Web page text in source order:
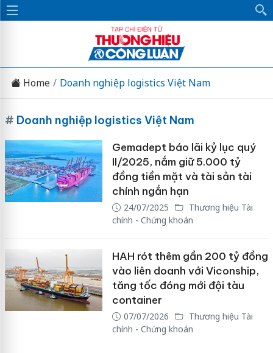
Home Doanh nghiệp logistics Việt Nam
# Doanh nghiệp logistics Việt Nam
Gemadept báo lãi kỷ lục quý
II/2025, nắm giữ 5.000 tỷ
đồng tiền mặt và tài sản tài
chính ngắn hạn
24/07/2025
Thương hiệu Tài
chính - Chứng khoán
HAH rót thêm gần 200 tỷ đồng
vào liên doanh với Viconship,
tăng tốc đóng mới đội tàu
container
07/07/2026
Thương hiệu Tài
chính - Chứng khoán